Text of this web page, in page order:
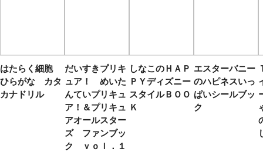
はたらく細胞
ひらがな カタ
カナドリル
だいすきプリキ
ュア！ めいた
んていプリキュ
ア！＆プリキュ
アオールスター
ズ ファンブッ
ク ｖｏｌ．１
しなこのＨＡＰ
ＰＹディズニー
スタイルＢＯＯ
Ｋ
エスターバニー
のハピネスいっ
ぱいシールブッ
ク